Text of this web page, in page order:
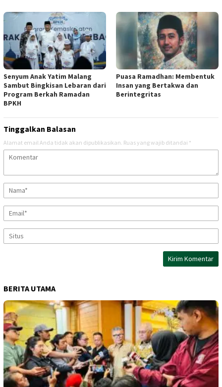
Senyum Anak Yatim Malang
Sambut Bingkisan Lebaran dari
Program Berkah Ramadan
BPKH
Puasa Ramadhan: Membentuk
Insan yang Bertakwa dan
Berintegritas
Tinggalkan Balasan
Alamat email Anda tidak akan dipublikasikan. Ruas yang wajib ditandai *
BERITA UTAMA